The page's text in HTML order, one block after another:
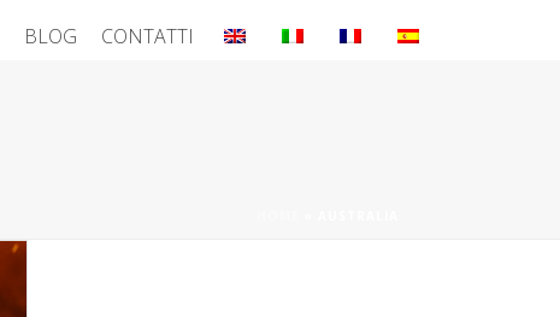
BLOG CONTATTI